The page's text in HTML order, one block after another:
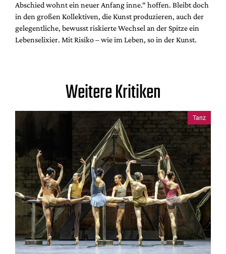
Abschied wohnt ein neuer Anfang inne.“ hoffen. Bleibt doch
in den großen Kollektiven, die Kunst produzieren, auch der
gelegentliche, bewusst riskierte Wechsel an der Spitze ein
Lebenselixier. Mit Risiko – wie im Leben, so in der Kunst.
Weitere Kritiken
Tanz